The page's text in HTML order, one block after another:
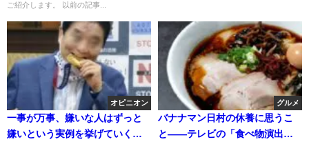
ご紹介します。 以前の記事...
オピニオン
一事が万事、嫌いな人はずっと
嫌いという実例を挙げていく
グルメ
バナナマン日村の休養に思うこ
と――テレビの「食べ物演出」